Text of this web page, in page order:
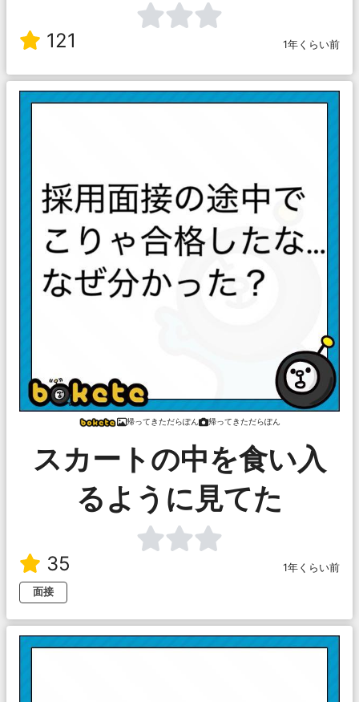
121 1年くらい前
帰ってきただらぽん 帰ってきただらぽん
スカートの中を食い入
るように見てた
35
1年くらい前
面接